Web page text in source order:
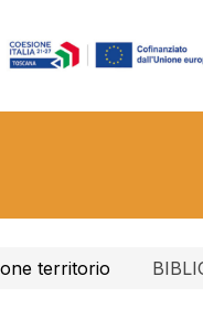
territorio